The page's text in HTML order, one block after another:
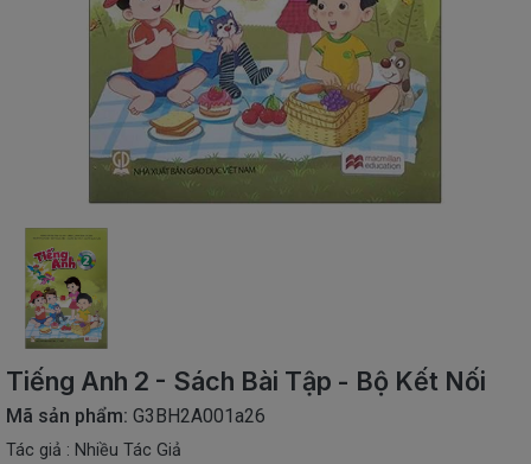
SÁCH
THIẾU
TIẾNG
NGOẠI
NGỮ
VPP
-
ĐỒ
DÙNG
HỌC
SINH
QUÀ
TẶNG
Tiếng Anh 2 - Sách Bài Tập - Bộ Kết Nối
Mã sản phẩm: G3BH2A001a26
Tác giả : Nhiều Tác Giả